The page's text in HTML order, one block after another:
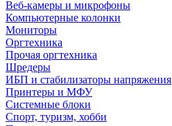
Веб-камеры и микрофоны
Компьютерные колонки
Мониторы
Оргтехника
Прочая оргтехника
Шредеры
ИБП и стабилизаторы напряжения
Принтеры и МФУ
Системные блоки
Спорт, туризм, хобби